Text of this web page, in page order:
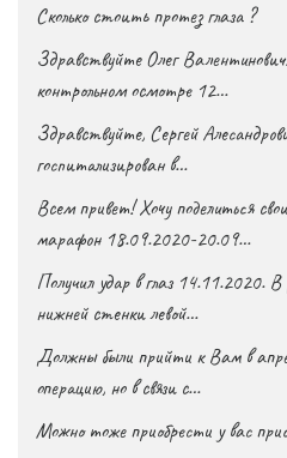
Сколько стоить протез глаза ?
Здравствуйте Олег
контрольном осмотре 12…
Здравствуйте, Сергей
госпитализирован в…
Всем привет! Хочу поделиться
марафон 18.09.2020-20.09…
Получил удар в глаз 14.11.2020.
нижней стенки левой…
Должны были прийти к Вам в
операцию, но в связи с…
Можно тоже приобрести у вас